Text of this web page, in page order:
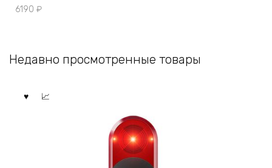
6190 ₽
Недавно просмотренные товары